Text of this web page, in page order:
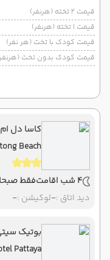
قیمت 2 تخته (هرنفر)
قیمت 1 تخته (هرنفر)
قیمت کودک با تخت (هر نفر)
قیمت کودک بدون تخت
کاسا دل
Beach
4 شب اقامت فقط
دید اتاق :-لوکیشن :-
بوتیک سیتی
Pattaya